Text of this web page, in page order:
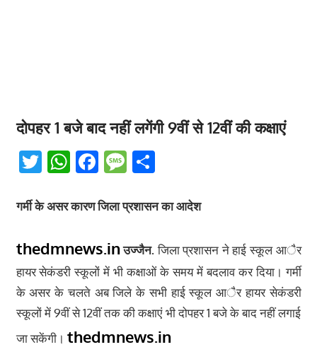
दोपहर 1 बजे बाद नहीं लगेंगी 9वीं से 12वीं की कक्षाएं
TwitterWhatsApp
FacebookMessage
गर्मी के असर कारण जिला प्रशासन का आदेश
thedmnews.inउज्जैन.जिला प्रशासन ने हाई स्कूल आैर
हायर सेकंडरी स्कूलों में भी कक्षाओं के समय में बदलाव कर दिया। गर्मी
के असर के चलते अब जिले के सभी हाई स्कूल आैर हायर सेकंडरी
स्कूलों में 9वीं से 12वीं तक की कक्षाएं भी दोपहर 1 बजे के बाद नहीं लगाई
जा सकेंगी। thedmnews.in